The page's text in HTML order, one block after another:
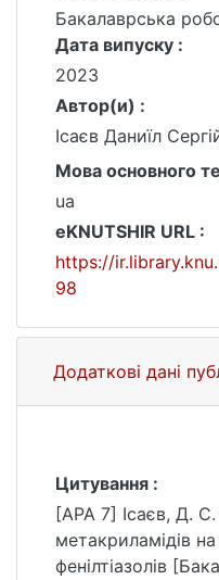
Бакалаврська
Дата випуску :
2023
Автор(и) :
Ісаєв Даниїл
Мова основного
ua
eKNUTSHIR URL :
https://
98
Додаткові дані
Цитування :
[APA 7] Ісаєв, Д.
метакриламідів
фенілтіазолів